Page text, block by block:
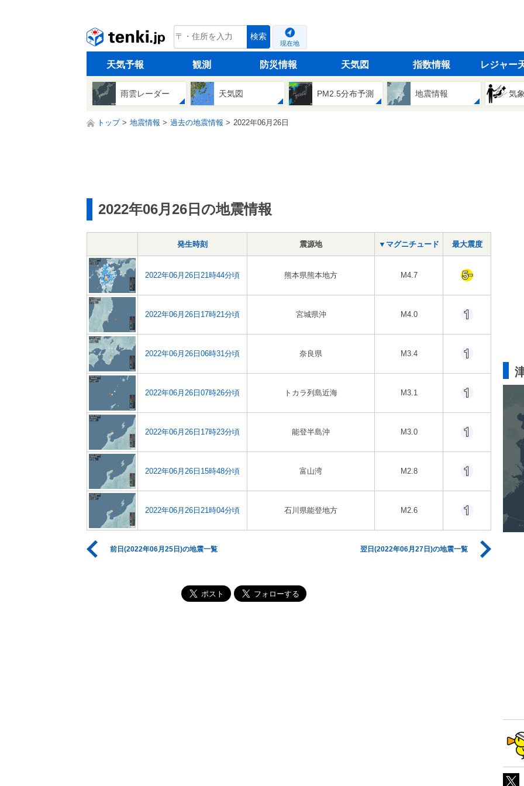
tenki.jp 検索
現在地
天気予報 観測 防災情報 天気図 指数情報 レジャー
雨雲レーダー 天気図 PM2.5分布予測 地震情報 気
トップ 地震情報 過去の地震情報 2022年06月26日
2022年06月26日の地震情報
発生時刻 震源地 ▼マグニチュード 最大震度
2022年06月26日21時44分頃 熊本県熊本地方 M4.7
2022年06月26日17時21分頃 宮城県沖 M4.0
2022年06月26日06時31分頃 奈良県 M3.4
2022年06月26日07時26分頃 トカラ列島近海 M3.1
2022年06月26日17時23分頃 能登半島沖 M3.0
2022年06月26日15時48分頃 富山湾 M2.8
2022年06月26日21時04分頃 石川県能登地方 M2.6
前日(2022年06月25日)の地震一覧 翌日(2022年06月27日)の地震一覧